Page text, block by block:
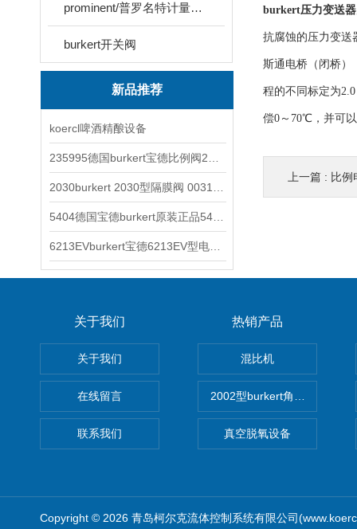
prominent/普罗名特计量泵系列
burkert开关阀
新品推荐
koercl啤酒精酿设备
burkert压力变送器
抗腐蚀的压力变送
斯通电桥（闭桥）
程的不同标定为
偿0～70℃，并可
上一篇 : 比例
关于我们
关于我们
在线留言
联系我们
热销产品
混比机
2002型burkert角座阀
真空脱氧设备
Copyright © 2026 青岛柯尔克流体控制系统有限公司